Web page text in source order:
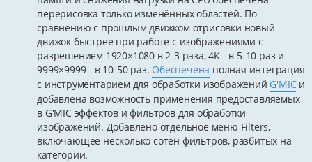
перерисовка только изменённых областей. По
сравнению с прошлым движком отрисовки новый
движок быстрее при работе с изображениями с
разрешением 1920×1080 в 2-3 раза, 4K - в 5-10 раз и
9999×9999 - в 10-50 раз. Обеспечена полная интеграция
с инструментарием для обработки изображений G'MICи
добавлена возможность применения предоставляемых
в G'MIC эффектов и фильтров для обработки
изображений. Добавлено отдельное меню Filters,
включающее несколько сотен фильтров, разбитых на
категории.